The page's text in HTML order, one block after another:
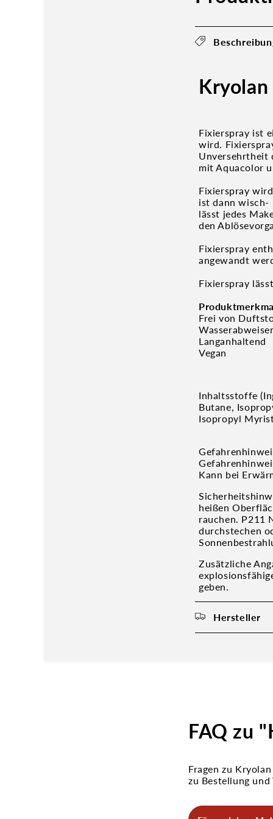
Fixierspray ist
wird.
Unversehrtheit
mit Aquacolor
Fixierspray
ist dann wisch-
lässt jedes
den
Fixierspray
angewandt
Fixierspray
Frei von
Langanhaltend
Vegan
Inhaltsstoffe
Butane,
Isopropyl
Kann bei
heißen
rauchen. P211
durchstechen
Zusätzliche
geben.
Hersteller
FAQ zu
Fragen zu
zu Bestellung